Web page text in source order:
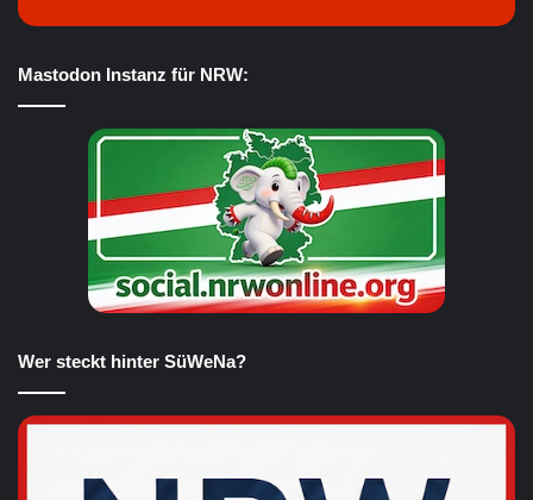
Mastodon Instanz für NRW:
Wer steckt hinter SüWeNa?